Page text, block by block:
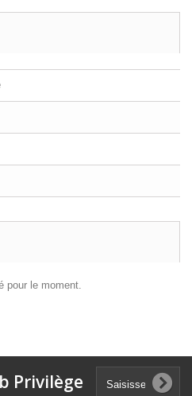
pour le moment.
Privilège